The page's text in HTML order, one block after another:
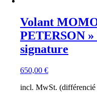
Volant
PETERSON »
signature
650,00 €
incl. MwSt. (différencié